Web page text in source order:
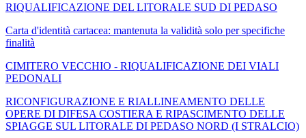
RIQUALIFICAZIONE DEL LITORALE SUD DI PEDASO
Carta d'identità cartacea: mantenuta la validità solo per specifiche
finalità
CIMITERO VECCHIO - RIQUALIFICAZIONE DEI VIALI
PEDONALI
RICONFIGURAZIONE E RIALLINEAMENTO DELLE
OPERE DI DIFESA COSTIERA E RIPASCIMENTO DELLE
SPIAGGE SUL LITORALE DI PEDASO NORD (I STRALCIO)